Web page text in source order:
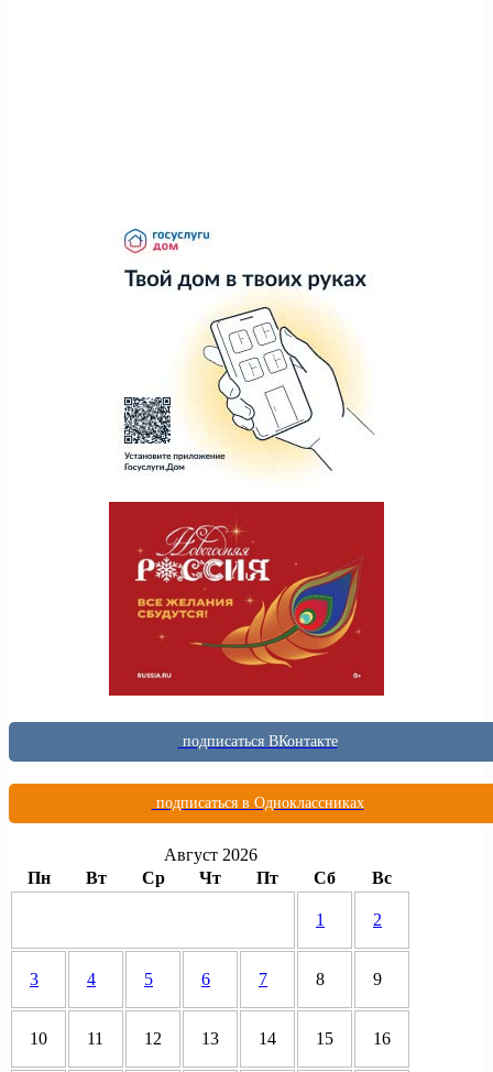
подписаться ВКонтакте
подписаться в Одноклассниках
Август 2026
Пн
Вт Ср Чт Пт Сб Вс
1 2
3 4 5 6 7 8 9
10 11 12 13 14 15 16